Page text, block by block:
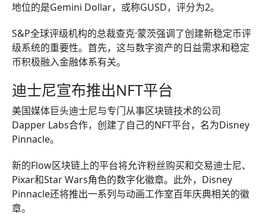
地位的是Gemini Dollar，或称GUSD，评分为2。
S&P全球评级机构的总裁查克·蒙茨强调了创建新稳定币评
级系统的重要性。首先，这与数字资产的日益需求和稳定
币积极融入金融体系有关。
迪士尼宣布推出NFT平台
美国媒体巨头迪士尼与专门从事区块链技术的公司
Dapper Labs合作，创建了自己的NFT平台，名为Disney
Pinnacle。
新的Flow区块链上的平台将允许粉丝购买和交易迪士尼、
Pixar和Star Wars角色的数字化徽章。此外，Disney
Pinnacle还将推出一系列与动画工作室百年庆典相关的徽
章。